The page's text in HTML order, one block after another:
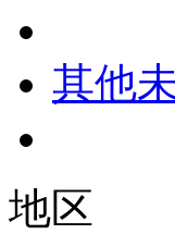
其他
地区